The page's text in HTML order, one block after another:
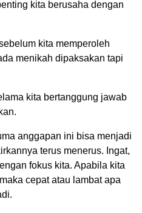
kita berusaha dengan
kita memperoleh
menikah dipaksakan tapi
kita bertanggung jawab
anggapan ini bisa menjadi
terus menerus. Ingat,
fokus kita. Apabila kita
cepat atau lambat apa